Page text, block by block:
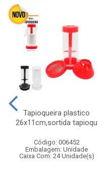
Tapioqueira plastico
26x11cm,sortida tapioqu
Código: 006452
Embalagem: Unidade
Caixa Com: 24 Unidade(s)